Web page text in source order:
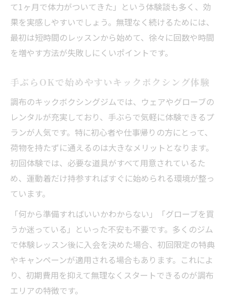
て1ヶ月で体力がついてきた」という体験談も多く、効
果を実感しやすいでしょう。無理なく続けるためには、
最初は短時間のレッスンから始めて、徐々に回数や時間
を増やす方法が失敗しにくいポイントです。
手ぶらOKで始めやすいキックボクシング体験
調布のキックボクシングジムでは、ウェアやグローブの
レンタルが充実しており、手ぶらで気軽に体験できるプ
ランが人気です。特に初心者や仕事帰りの方にとって、
荷物を持たずに通えるのは大きなメリットとなります。
初回体験では、必要な道具がすべて用意されているた
め、運動着だけ持参すればすぐに始められる環境が整っ
ています。
「何から準備すればいいかわからない」「グローブを買
うか迷っている」といった不安も不要です。多くのジム
で体験レッスン後に入会を決めた場合、初回限定の特典
やキャンペーンが適用される場合もあります。これによ
り、初期費用を抑えて無理なくスタートできるのが調布
エリアの特徴です。